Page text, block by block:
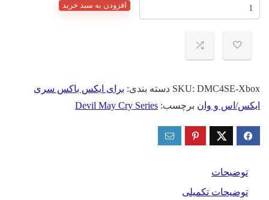
افزودن به سبد خرید
SKU:DMC4SE- دسته بندی:برای ایکس باکس سری
اس و وان برچسب:Devil May Cry Series
توضیحات
توضیحات تکمیلی